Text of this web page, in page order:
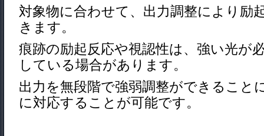
対象物に合わせて、出力調整により励
きます。
痕跡の励起反応や視認性は、強い光が
し ている場合があります。
出力を無段階で強弱調整ができること
に対応することが可能です。